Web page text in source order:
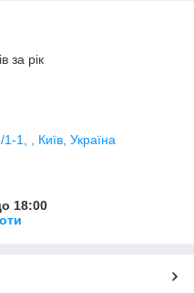
за рік
1, , Київ, Україна
18:00